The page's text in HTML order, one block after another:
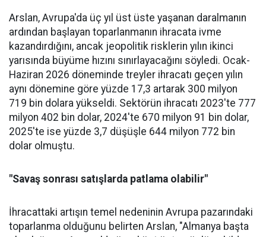
Arslan, Avrupa'da üç yıl üst üste yaşanan daralma­nın
ardından başlayan toparlan­manın ihracata ivme
kazandır­dığını, ancak jeopolitik riskle­rin yılın ikinci
yarısında büyüme hızını sınırlayacağını söyledi. Ocak-
Haziran 2026 döneminde treyler ihracatı geçen yılın
aynı dönemine göre yüzde 17,3 artarak 300 milyon
719 bin dolara yüksel­di. Sektörün ihracatı 2023'te 777
milyon 402 bin dolar, 2024'te 670 milyon 91 bin dolar,
2025'te ise yüzde 3,7 düşüşle 644 milyon 772 bin
dolar olmuştu.
"Savaş sonrası satışlarda patlama olabilir"
İhracattaki artışın temel nede­ninin Avrupa pazarındaki
topar­lanma olduğunu belirten Arslan, "Almanya başta